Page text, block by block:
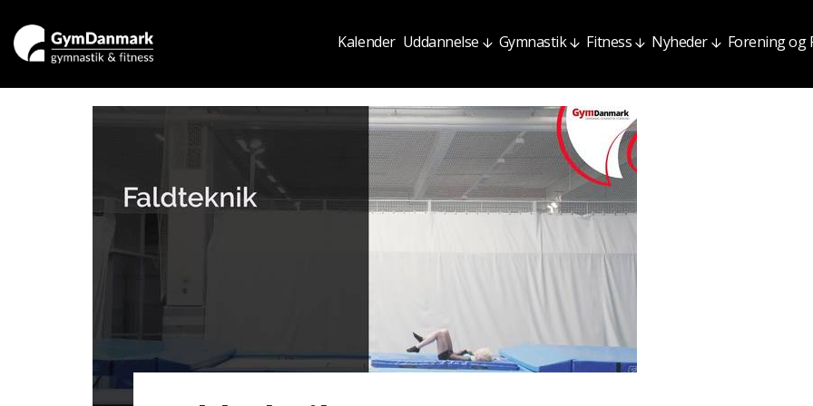
Kalender Uddannelse Gymnastik Fitness Nyheder Forening og